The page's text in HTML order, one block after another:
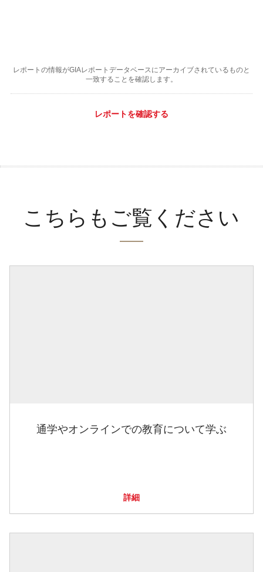
レポートの情報がGIAレポートデータベースにアーカイブされているものと
一致することを確認します。
レポートを確認する
こちらもご覧ください
通学やオンラインでの教育について学ぶ
詳細